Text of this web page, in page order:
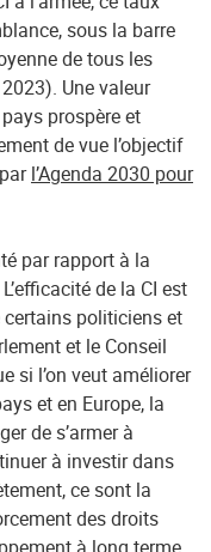
sous la barre
de tous les
Une valeur
prospère et
de vue l’objectif
l’Agenda 2030 pour
par rapport à la
de la CI est
politiciens et
et le Conseil
si l’on veut améliorer
et en Europe, la
de s’armer à
à investir dans
ce sont la
des droits